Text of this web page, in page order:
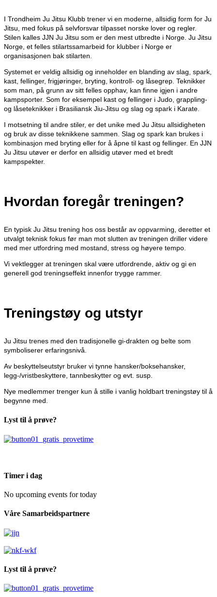
I Trondheim Ju Jitsu Klubb trener vi en moderne, allsidig form for Ju
Jitsu, med fokus på selvforsvar tilpasset norske lover og regler.
Stilen kalles JJN Ju Jitsu som er den mest utbredte i Norge. Ju Jitsu
Norge, et felles stilartssamarbeid for klubber i Norge er
organisasjonen bak stilarten.
Systemet er veldig allsidig og inneholder en blanding av slag, spark,
kast, fellinger, frigjøringer, bryting, kontroll- og låsegrep. Teknikker
som man, på grunn av sitt felles opphav, kan finne igjen i andre
kampsporter. Som for eksempel kast og fellinger i Judo, grappling-
og låseteknikker i Brasiliansk Jiu-Jitsu og slag og spark i Karate.
I motsetning til andre stiler, er det unike med Ju Jitsu allsidigheten
og bruk av disse teknikkene sammen. Slag og spark kan brukes i
kombinasjon med bryting eller for å åpne til kast og fellinger. En JJN
Ju Jitsu utøver er derfor en allsidig utøver med et bredt
kampspekter.
Hvordan foregår treningen?
En typisk Ju Jitsu trening hos oss består av oppvarming, deretter et
utvalgt teknisk fokus før man mot slutten av treningen driller videre
med mer utfordring med mostand, stress og høyere tempo.
Vi vektlegger at treningen skal være utfordrende, aktiv og gi en
generell god treningseffekt innenfor trygge rammer.
Treningstøy og utstyr
Ju Jitsu trenes med den tradisjonelle gi-drakten og belte som
symboliserer erfaringsnivå.
Av beskyttelseutstyr bruker vi tynne hansker/boksehansker,
legg-/vristbeskyttere, tannbeskytter og evt. susp.
Nye medlemmer trenger kun å stille i vanlig holdbart treningstøy til å
begynne med.
Lyst til å prøve?
Timer i dag
No upcoming events for today
Våre Samarbeidspartnere
Lyst til å prøve?